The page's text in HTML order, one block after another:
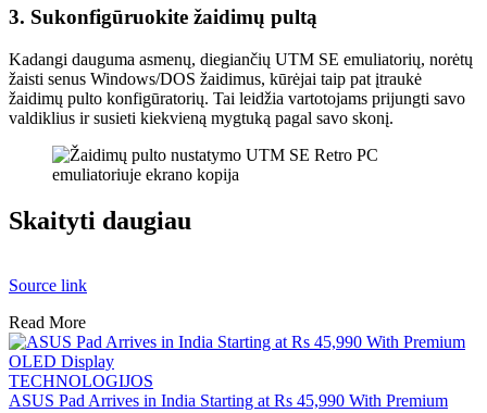
3. Sukonfigūruokite žaidimų pultą
Kadangi dauguma asmenų, diegiančių UTM SE emuliatorių, norėtų
žaisti senus Windows/DOS žaidimus, kūrėjai taip pat įtraukė
žaidimų pulto konfigūratorių. Tai leidžia vartotojams prijungti savo
valdiklius ir susieti kiekvieną mygtuką pagal savo skonį.
Skaityti daugiau
Source link
Read More
TECHNOLOGIJOS
ASUS Pad Arrives in India Starting at Rs 45,990 With Premium